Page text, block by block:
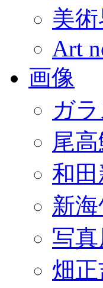
美
Art
画像
ガ
尾
和
新
写
畑